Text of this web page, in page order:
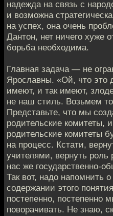
надежда на связь с
и возможна
на успех, она очень
Дантон, нет ничего хуже
борьба необходима.
Главная задача — не
Ярославны. «Ой, что это
имеют, и так имеют,
не наш стиль. Возьмем
Представьте, что мы
родительские комитеты,
родительские комитеты
на процесс. Кстати,
учителями, вернуть роль
нас же государственно-
Так вот, надо напомнить
содержании этого
постепенно, постепенно
поворачивать. Не знаю,